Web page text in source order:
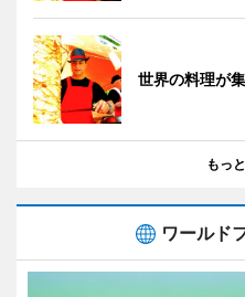
世界の料理が
もっ
ワールド